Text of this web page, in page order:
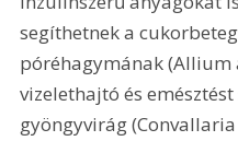
segíthetnek a
póréhagymának (Allium
vizelethajtó és
gyöngyvirág